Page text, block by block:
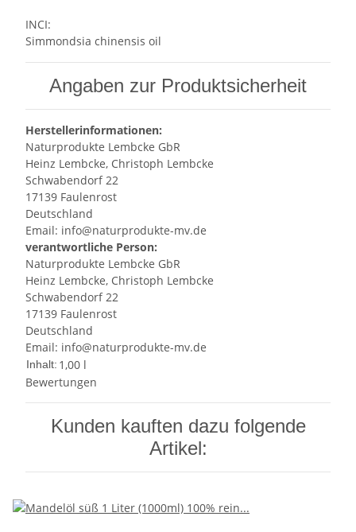
INCI:
Simmondsia chinensis oil
Angaben zur Produktsicherheit
Herstellerinformationen:
Naturprodukte Lembcke GbR
Heinz Lembcke, Christoph Lembcke
Schwabendorf 22
17139 Faulenrost
Deutschland
Email: info@naturprodukte-mv.de
verantwortliche Person:
Naturprodukte Lembcke GbR
Heinz Lembcke, Christoph Lembcke
Schwabendorf 22
17139 Faulenrost
Deutschland
Email: info@naturprodukte-mv.de
Inhalt: 1,00 l
Bewertungen
Kunden kauften dazu folgende
Artikel: